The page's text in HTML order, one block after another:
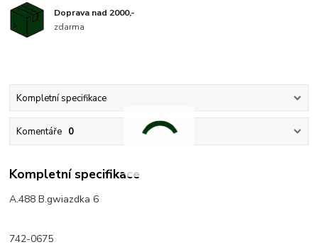
Doprava nad 2000,-
zdarma
Kompletní specifikace
Komentáře 0
Kompletní specifikace
A.488 B.gwiazdka 6
742-0675